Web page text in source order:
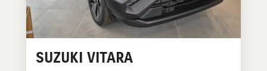
SUZUKI VITARA